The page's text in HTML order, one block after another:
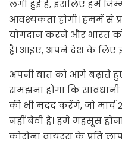
लगी हुई हैं, इसलिए हमें
आवश्यकता होगी। हममें से
योगदान करने और भारत
है। आइए, अपने देश के लिए
अपनी बात को आगे बढ़ाते
समझना होगा कि
की भी मदद करेंगे, जो
नहीं बैठी है। हमें महसूस
कोरोना वायरस के प्रति